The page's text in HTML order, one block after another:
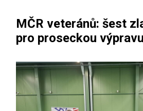
MČR veteránů: šest
pro proseckou výpravu